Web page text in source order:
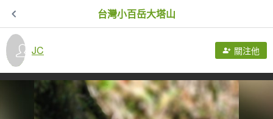
台灣小百岳大塔山
JC 關注他